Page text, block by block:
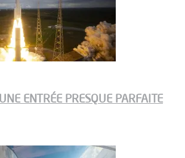
ENTRÉE PRESQUE PARFAITE